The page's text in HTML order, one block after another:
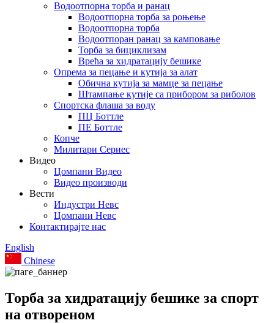
Водоотпорна торба и ранац
Водоотпорна торба за роњење
Водоотпорна торба
Водоотпоран ранац за камповање
Торба за бициклизам
Врећа за хидратацију бешике
Опрема за пецање и кутија за алат
Обична кутија за мамце за пецање
Штампање кутије са прибором за риболов
Спортска флаша за воду
ПЦ Боттле
ПЕ Боттле
Копче
Милитари Сериес
Видео
Цомпани Видео
Видео производи
Вести
Индустри Невс
Цомпани Невс
Контактирајте нас
English
Chinese
Торба за хидратацију бешике за спорт
на отвореном